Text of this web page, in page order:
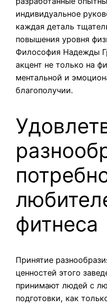
индивидуальное
каждая деталь
повышения уровня
Философия Надежды
акцент не только на
ментальной и
благополучии.
фитнеса
Принятие
ценностей этого
принимают людей с
подготовки, как